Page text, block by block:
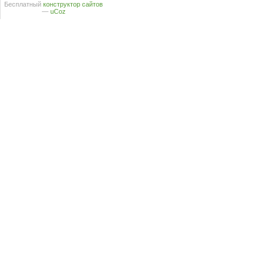
Бесплатный конструктор сайтов
— uCoz